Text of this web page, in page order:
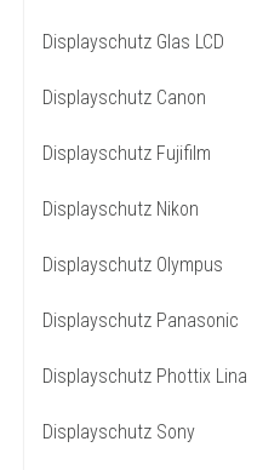
Displayschutz Glas LCD
Displayschutz Canon
Displayschutz Fujifilm
Displayschutz Nikon
Displayschutz Olympus
Displayschutz Panasonic
Displayschutz Phottix Lina
Displayschutz Sony